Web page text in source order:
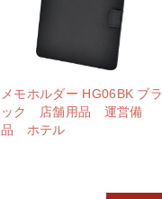
メモホルダー HG06BK ブラ
ック 店舗用品 運営備
品 ホテル